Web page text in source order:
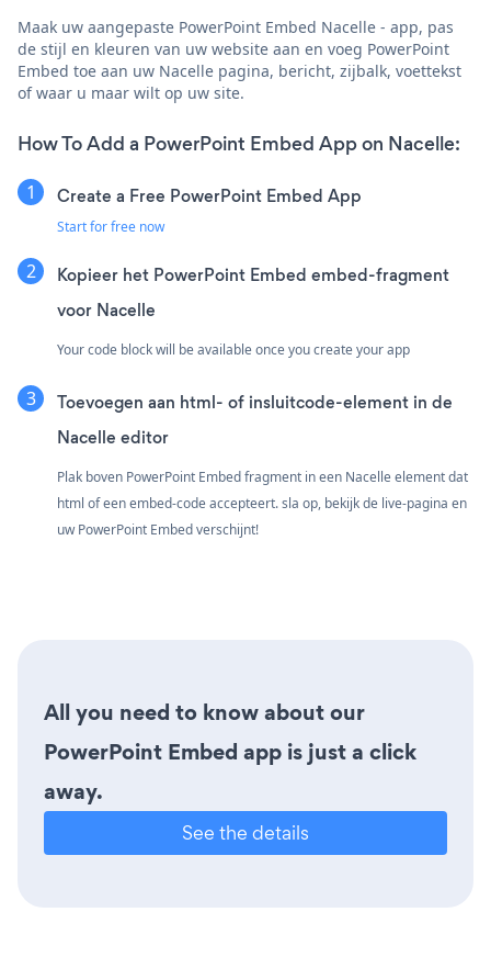
Maak uw aangepaste PowerPoint Embed Nacelle - app, pas
de stijl en kleuren van uw website aan en voeg PowerPoint
Embed toe aan uw Nacelle pagina, bericht, zijbalk, voettekst
of waar u maar wilt op uw site.
How To Add a PowerPoint Embed App on Nacelle:
Create a Free PowerPoint Embed App
Start for free now
Kopieer het PowerPoint Embed embed-fragment
voor Nacelle
Your code block will be available once you create your app
Toevoegen aan html- of insluitcode-element in de
Nacelle editor
Plak boven PowerPoint Embed fragment in een Nacelle element dat
html of een embed-code accepteert. sla op, bekijk de live-pagina en
uw PowerPoint Embed verschijnt!
All you need to know about our
PowerPoint Embed app is just a click
away.
See the details